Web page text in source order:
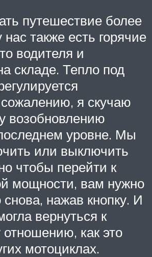
путешествие более
также есть горячие
водителя и
складе. Тепло под
я скучаю
возобновлению
уровне. Мы
или выключить
чтобы перейти к
мощности, вам нужно
снова, нажав кнопку. И
вернуться к
как это
мотоциклах.